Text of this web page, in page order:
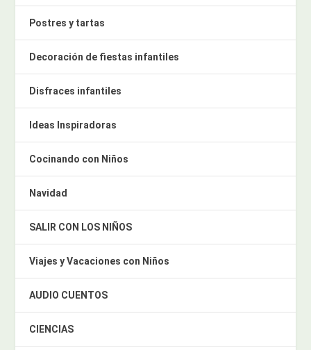
Postres y tartas
Decoración de fiestas infantiles
Disfraces infantiles
Ideas Inspiradoras
Cocinando con Niños
Navidad
SALIR CON LOS NIÑOS
Viajes y Vacaciones con Niños
AUDIO CUENTOS
CIENCIAS